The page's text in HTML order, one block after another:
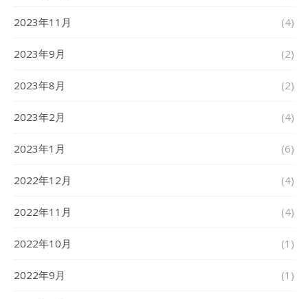
2023年11月 (4)
2023年9月 (2)
2023年8月 (2)
2023年2月 (4)
2023年1月 (6)
2022年12月 (4)
2022年11月 (4)
2022年10月 (1)
2022年9月 (1)